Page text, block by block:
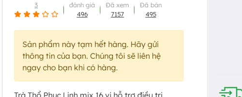
3
đánh giá
496
Đã xem
7157
Đã bán
495
Sản phẩm này tạm hết hàng. Hãy gửi
thông tin của bạn. Chúng tôi sẽ liên hệ
ngay cho bạn khi có hàng.
Trà Thổ Phục Linh mix 16 vị hỗ trợ điều trị